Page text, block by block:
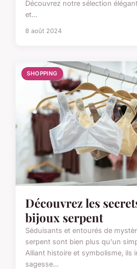
Découvrez notre sélection
et...
8 août 2024
SHOPPING
Découvrez les
bijoux serpent
Séduisants et entourés de
serpent sont bien plus qu'un
Alliant histoire et symbolisme, ils
sagesse...